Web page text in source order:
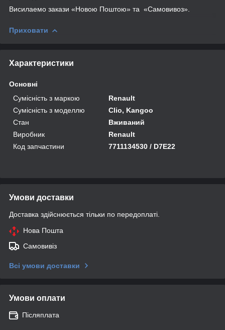
Висилаемо закази «Новою Поштою» та «Самовивоз».
Приховати
Характеристики
Основні
Сумісність з маркою
Renault
Сумісність з моделлю
Clio, Kangoo
Стан
Вживаний
Виробник
Renault
Код запчастини
7711134530 / D7E22
Умови доставки
Доставка здійснюється тільки по передоплаті.
Нова Пошта
Самовивіз
Всі умови доставки
Умови оплати
Післяплата